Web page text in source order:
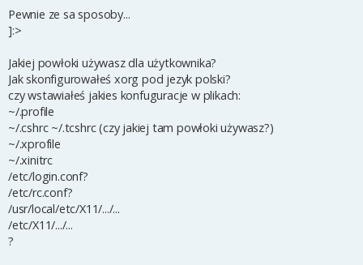
s
Pewnie ze sa sposoby...
]:>
Jakiej powłoki używasz dla użytkownika?
Jak skonfigurowałeś xorg pod jezyk polski?
czy wstawiałeś jakies konfuguracje w plikach:
~/.profile
~/.cshrc ~/.tcshrc (czy jakiej tam powłoki używasz?)
~/.xprofile
~/.xinitrc
/etc/login.conf?
/etc/rc.conf?
/usr/local/etc/X11/.../...
/etc/X11/.../...
?